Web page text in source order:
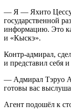
— Я — Яхито
государственной
информацию. Это
и «Кыскэ».
Контр-адмирал,
и представил себя
— Адмирал Тэруо
готовы вас
Агент подошёл к